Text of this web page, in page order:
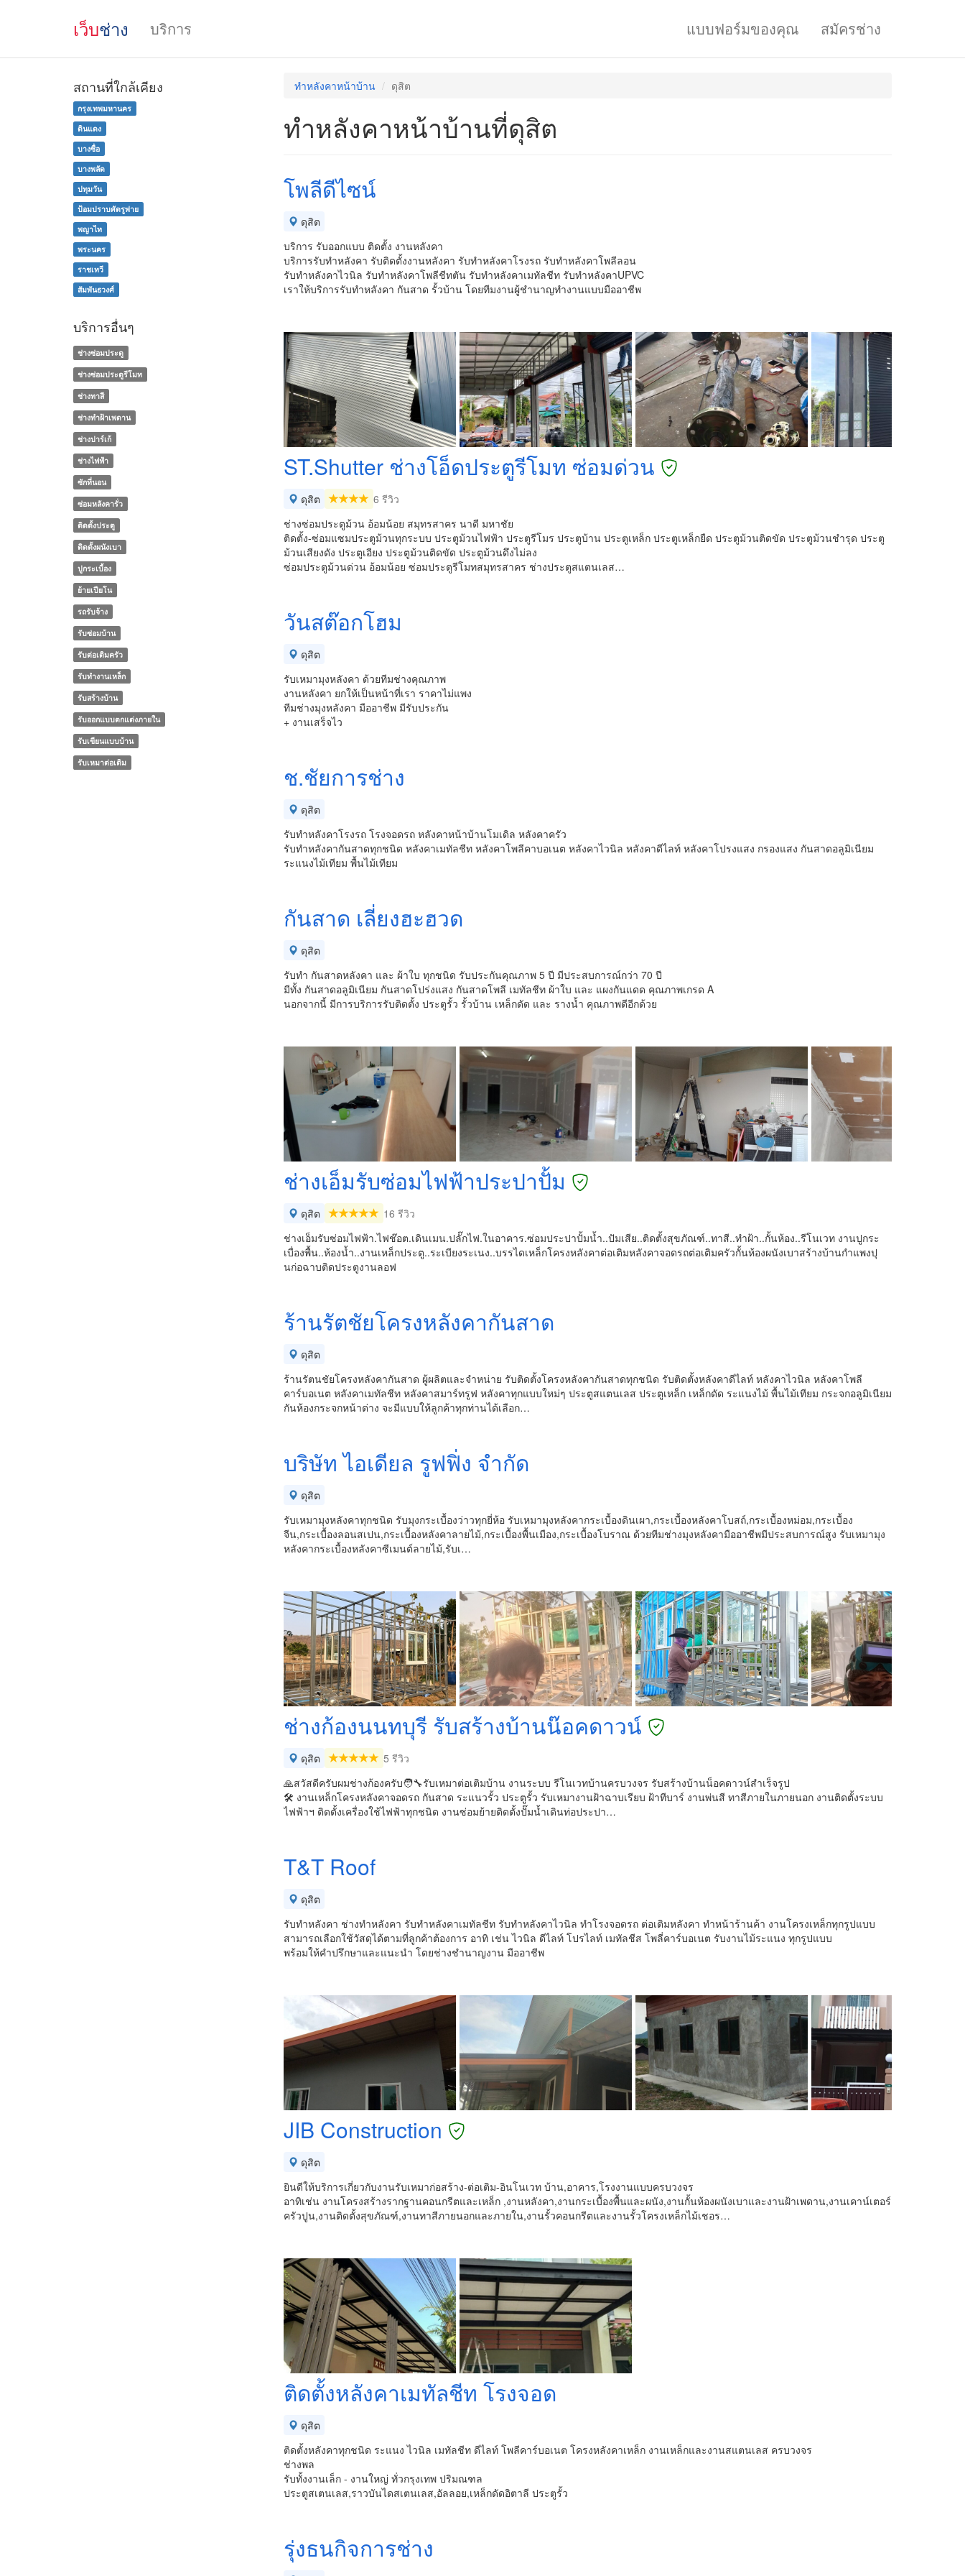
เว็บช่าง บริการ แบบฟอร์มของคุณ สมัครช่าง
ทําหลังคาหน้าบ้าน ดุสิต
ทําหลังคาหน้าบ้านที่ดุสิต
โพลีดีไซน์
ดุสิต
บริการ รับออกแบบ ติดตั้ง งานหลังคา
บริการรับทำหลังคา รับติดตั้งงานหลังคา รับทำหลังคาโรงรถ รับทำหลังคาโพลีลอน
รับทำหลังคาไวนิล รับทำหลังคาโพลีชีทตัน รับทำหลังคาเมทัลชีท รับทำหลังคาUPVC
เราให้บริการรับทำหลังคา กันสาด รั้วบ้าน โดยทีมงานผู้ชำนาญทำงานแบบมืออาชีพ
ST.Shutter ช่างโอ็ดประตูรีโมท ซ่อมด่วน
ดุสิต
6 รีวิว
ช่างซ่อมประตูม้วน อ้อมน้อย สมุทรสาคร นาดี มหาชัย
ติดตั้ง-ซ่อมแซมประตูม้วนทุกระบบ ประตูม้วนไฟฟ้า ประตูรีโมร ประตูบ้าน ประตูเหล็ก ประตูเหล็กยืด ประตูม้วนติดขัด ประตูม้วนชำรุด ประตู
ม้วนเสียงดัง ประตูเอียง ประตูม้วนติดขัด ประตูม้วนดึงไม่ลง
ซ่อมประตูม้วนด่วน อ้อมน้อย ซ่อมประตูรีโมทสมุทรสาคร ช่างประตูสแตนเลส…
วันสต๊อกโฮม
ดุสิต
รับเหมามุงหลังคา ด้วยทีมช่างคุณภาพ
งานหลังคา ยกให้เป็นหน้าที่เรา ราคาไม่แพง
ทีมช่างมุงหลังคา มืออาชีพ มีรับประกัน
+ งานเสร็จไว
ช.ชัยการช่าง
ดุสิต
รับทำหลังคาโรงรถ โรงจอดรถ หลังคาหน้าบ้านโมเดิล หลังคาครัว
รับทำหลังคากันสาดทุกชนิด หลังคาเมทัลชีท หลังคาโพลีคาบอเนต หลังคาไวนิล หลังคาดีไลท์ หลังคาโปรงแสง กรองแสง กันสาดอลูมิเนียม
ระแนงไม้เทียม พื้นไม้เทียม
กันสาด เลี่ยงฮะฮวด
ดุสิต
รับทำ กันสาดหลังคา และ ผ้าใบ ทุกชนิด รับประกันคุณภาพ 5 ปี มีประสบการณ์กว่า 70 ปี
มีทั้ง กันสาดอลูมิเนียม กันสาดโปร่งแสง กันสาดโพลี เมทัลชีท ผ้าใบ และ แผงกันแดด คุณภาพเกรด A
นอกจากนี้ มีการบริการรับติดตั้ง ประตูรั้ว รั้วบ้าน เหล็กดัด และ รางน้ำ คุณภาพดีอีกด้วย
ช่างเอ็มรับซ่อมไฟฟ้าประปาปั้ม
ดุสิต
16 รีวิว
ช่างเอ็มรับซ่อมไฟฟ้า.ไฟช๊อต.เดินเมน.ปลั๊กไฟ.ในอาคาร.ซ่อมประปาปั้มน้ำ..ปัมเสีย..ติดตั้งสุขภัณฑ์..ทาสี..ทำฝ้า..กั้นห้อง..รีโนเวท งานปูกระ
เบื่องพื้น..ห้องน้ำ..งานเหล็กประตู..ระเบียงระเนง..บรรไดเหล็กโครงหลังคาต่อเติมหลังคาจอดรถต่อเติมครัวกั้นห้องผนังเบาสร้างบ้านกำแพงปุ
นก่อฉาบติดประตูงานลอฟ
ร้านรัตชัยโครงหลังคากันสาด
ดุสิต
ร้านรัตนชัยโครงหลังคากันสาด ผู้ผลิตและจำหน่าย รับติดตั้งโครงหลังคากันสาดทุกชนิด รับติดตั้งหลังคาดีไลท์ หลังคาไวนิล หลังคาโพลี
คาร์บอเนต หลังคาเมทัลชีท หลังคาสมาร์ทรูฟ หลังคาทุกแบบใหม่ๆ ประตูสแตนเลส ประตูเหล็ก เหล็กดัด ระแนงไม้ พื้นไม้เทียม กระจกอลูมิเนียม
กันห้องกระจกหน้าต่าง จะมีแบบให้ลูกค้าทุกท่านได้เลือก…
บริษัท ไอเดียล รูฟฟิ่ง จำกัด
ดุสิต
รับเหมามุงหลังคาทุกชนิด รับมุงกระเบื้องว่าวทุกยี่ห้อ รับเหมามุงหลังคากระเบื้องดินเผา,กระเบื้องหลังคาโบสถ์,กระเบื้องหม่อม,กระเบื้อง
จีน,กระเบื้องลอนสเปน,กระเบื้องหลังคาลายไม้,กระเบื้องพื้นเมือง,กระเบื้องโบราณ ด้วยทีมช่างมุงหลังคามืออาชีพมีประสบการณ์สูง รับเหมามุง
หลังคากระเบื้องหลังคาซีเมนต์ลายไม้,รับเ…
ช่างก้องนนทบุรี รับสร้างบ้านน๊อค​ดาวน์
ดุสิต
5 รีวิว
🙏สวัสดีครับผมช่างก้องครับ🧑‍🔧รับเหมาต่อเติมบ้าน งานระบบ รีโนเวทบ้านครบวงจร รับสร้างบ้านน็อคดาวน์สำเร็จรูป
🛠️ งานเหล็กโครงหลังคา​จอดรถ​ กันสาด ระแนวรั้ว​ ประตูรั้ว รับเหมางานฝ้าฉาบเรียบ ฝ้าทีบาร์ งานพ่นสี ทาสีภายในภายนอก งานติดตั้งระบบ
ไฟฟ้า​ฯ ติดตั้งเครื่องใช้ไฟฟ้าทุกชนิด​ งานซ่อมย้ายติดตั้งปั๊มน้ำเดินท่อประปา​…
T&T Roof
ดุสิต
รับทำหลังคา ช่างทำหลังคา รับทำหลังคาเมทัลชีท รับทำหลังคาไวนิล ทำโรงจอดรถ ต่อเติมหลังคา ทำหน้าร้านค้า งานโครงเหล็กทุกรูปแบบ
สามารถเลือกใช้วัสดุได้ตามที่ลูกค้าต้องการ อาทิ เช่น ไวนิล ดีไลท์ โปรไลท์ เมทัลชีส โพลี่คาร์บอเนต รับงานไม้ระแนง ทุกรูปแบบ
พร้อมให้คำปรึกษาและแนะนำ โดยช่างชำนาญงาน มืออาชีพ
JIB Construction
ดุสิต
ยินดีให้บริการเกี่ยวกับงานรับเหมาก่อสร้าง-ต่อเติม-อินโนเวท บ้าน,อาคาร,โรงงานแบบครบวงจร
อาทิเช่น งานโครงสร้างรากฐานคอนกรีตและเหล็ก ,งานหลังคา,งานกระเบื้องพื้นและผนัง,งานกั้นห้องผนังเบาและงานฝ้าเพดาน,งานเคาน์เตอร์
ครัวปูน,งานติดตั้งสุขภัณฑ์,งานทาสีภายนอกและภายใน,งานรั้วคอนกรีตและงานรั้วโครงเหล็กไม้เชอร…
ติดตั้งหลังคาเมทัลชีท โรงจอด
ดุสิต
ติดตั้งหลังคาทุกชนิด ระแนง ไวนิล เมทัลชีท ดีไลท์ โพลีคาร์บอเนต โครงหลังคาเหล็ก งานเหล็กและงานสแตนเลส ครบวงจร
ช่างพล
รับทั้งงานเล็ก - งานใหญ่ ทั่วกรุงเทพ ปริมณฑล
ประตูสเตนเลส,ราวบันไดสเตนเลส,อัลลอย,เหล็กดัดอิตาลี ประตูรั้ว
รุ่งธนกิจการช่าง
สถานที่ใกล้เคียง
กรุงเทพมหานคร
ดินแดง
บางซื่อ
บางพลัด
ปทุมวัน
ป้อมปราบศัตรูพ่าย
พญาไท
พระนคร
ราชเทวี
สัมพันธวงศ์
บริการอื่นๆ
ช่างซ่อมประตู
ช่างซ่อมประตูรีโมท
ช่างทาสี
ช่างทําฝ้าเพดาน
ช่างปาร์เก้
ช่างไฟฟ้า
ซักที่นอน
ซ่อมหลังคารั่ว
ติดตั้งประตู
ติดตั้งผนังเบา
ปูกระเบื้อง
ย้ายเปียโน
รถรับจ้าง
รับซ่อมบ้าน
รับต่อเติมครัว
รับทำงานเหล็ก
รับสร้างบ้าน
รับออกแบบตกแต่งภายใน
รับเขียนแบบบ้าน
รับเหมาต่อเติม